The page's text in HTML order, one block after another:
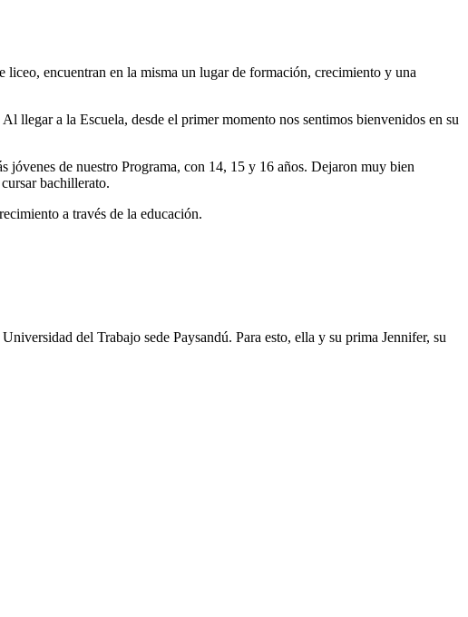
encuentran en la misma un lugar de formación, crecimiento y una
llegar a la Escuela, desde el primer momento nos sentimos bienvenidos en su
de nuestro Programa, con 14, 15 y 16 años. Dejaron muy bien
bachillerato.
a través de la educación.
del Trabajo sede Paysandú. Para esto, ella y su prima Jennifer, su